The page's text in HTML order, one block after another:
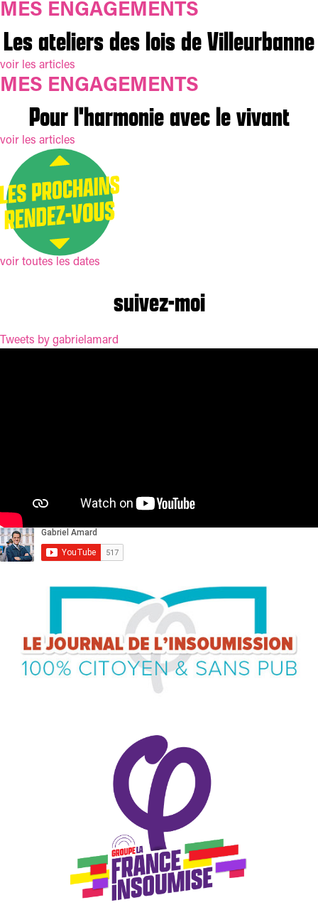
MES ENGAGEMENTS
Les ateliers des lois de Villeurbanne
voir les articles
MES ENGAGEMENTS
Pour l'harmonie avec le vivant
voir les articles
voir toutes les dates
suivez-moi
Tweets by gabrielamard